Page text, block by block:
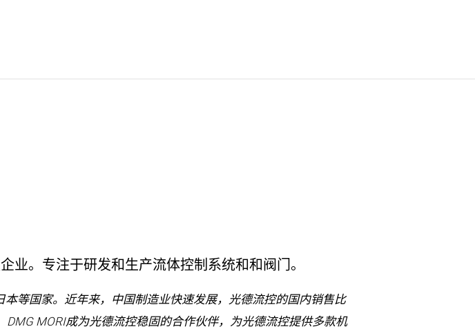
业。专注于研发和生产流体控制系统和和阀门。
等国家。近年来，中国制造业快速发展，光德流控的国内销售比
MORI成为光德流控稳固的合作伙伴，为光德流控提供多款机